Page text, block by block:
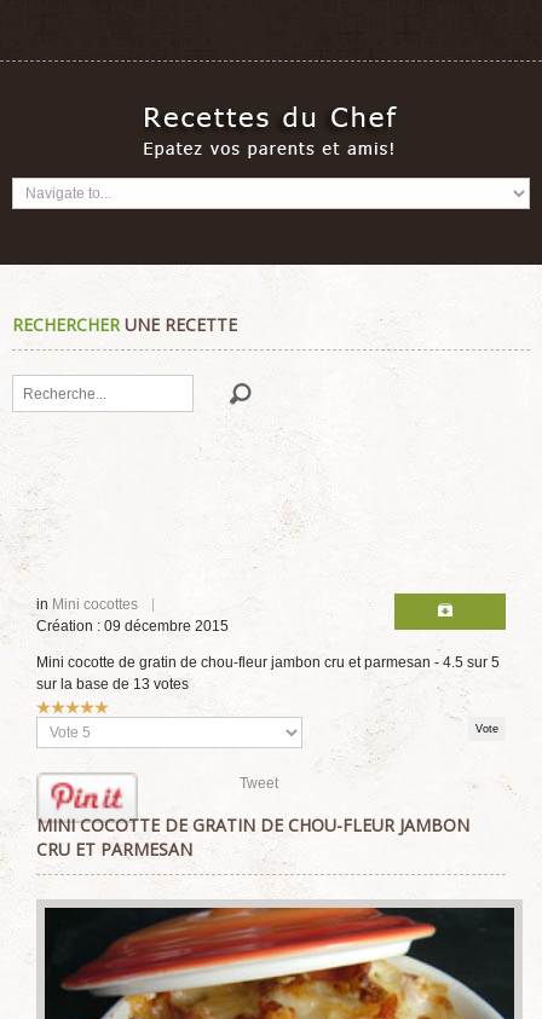
RECHERCHERUNE RECETTE
Rechercher
in Mini cocottes
Création : 09 décembre 2015
Mini cocotte de gratin de chou-fleur jambon cru et parmesan - 4.5 sur 5
sur la base de 13 votes
Vote
utilisateur:
Veuillez
voter
Tweet
MINI COCOTTE DE GRATIN DE CHOU-FLEUR JAMBON
CRU ET PARMESAN